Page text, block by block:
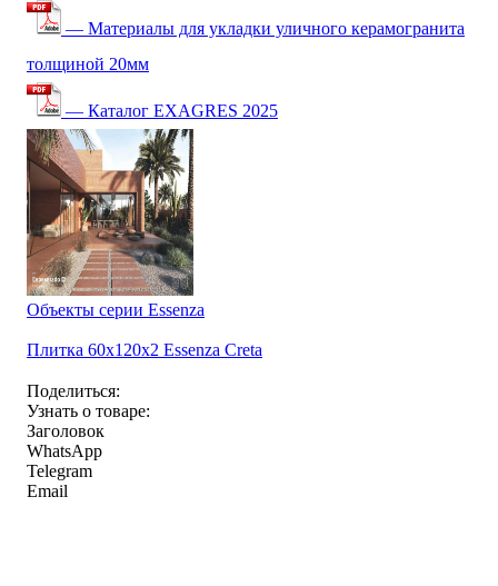
— Материалы для укладки уличного керамогранита
толщиной 20мм
— Каталог EXAGRES 2025
Объекты серии Essenza
Плитка 60x120x2 Essenza Creta
Поделиться:
Узнать о товаре:
Заголовок
WhatsApp
Telegram
Email